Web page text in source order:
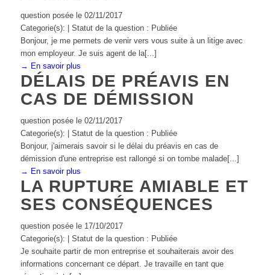
question posée le 02/11/2017
Categorie(s): | Statut de la question : Publiée
Bonjour, je me permets de venir vers vous suite à un litige avec
mon employeur. Je suis agent de la[...]
→ En savoir plus
DÉLAIS DE PRÉAVIS EN
CAS DE DÉMISSION
question posée le 02/11/2017
Categorie(s): | Statut de la question : Publiée
Bonjour, j'aimerais savoir si le délai du préavis en cas de
démission d'une entreprise est rallongé si on tombe malade[...]
→ En savoir plus
LA RUPTURE AMIABLE ET
SES CONSÉQUENCES
question posée le 17/10/2017
Categorie(s): | Statut de la question : Publiée
Je souhaite partir de mon entreprise et souhaiterais avoir des
informations concernant ce départ. Je travaille en tant que